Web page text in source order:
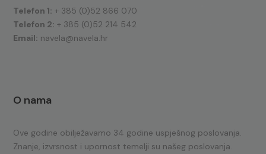
Telefon 1: + 385 (0)52 866 070
Telefon 2: + 385 (0)52 214 542
Email: navela@navela.hr
O nama
Ove godine obilježavamo 34 godine uspješnog poslovanja.
Znanje, izvrsnost i upornost temelji su našeg poslovanja.